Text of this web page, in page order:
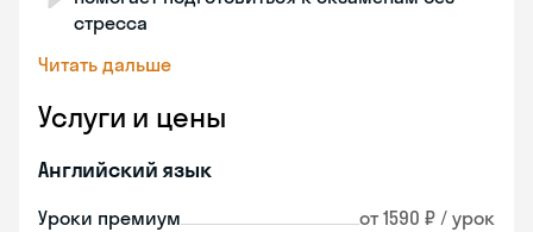
стресса
Читать дальше
Услуги и цены
Английский язык
Уроки премиум от 1590 ₽ / урок